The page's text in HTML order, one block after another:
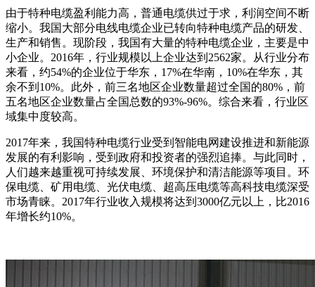
由于特种电缆盈利能力高，普通电缆供过于求，利润空间不断
缩小。我国大部分电线电缆企业已转向特种电缆产品的研发、
生产和销售。现阶段，我国有大量的特种电缆企业，主要是中
小企业。2016年，行业规模以上企业达到2562家。从行业分布
来看，约54%的企业位于华东，17%在华南，10%在华东，其
余不到10%。此外，前三名地区企业数量超过全国的80%，前
五名地区企业数量占全国总数的93%-96%。综合来看，行业区
域集中度较高。
2017年来，我国特种电缆行业受到智能电网建设推进和新能源
发展的有利影响，受到政府和投资者的强烈追捧。与此同时，
人们越来越重视可持续发展、环境保护和清洁能源等项目。环
保电缆、矿用电缆、光伏电缆、超高压电缆等高科技电缆深受
市场青睐。2017年行业收入规模将达到3000亿元以上，比2016
年增长约10%。